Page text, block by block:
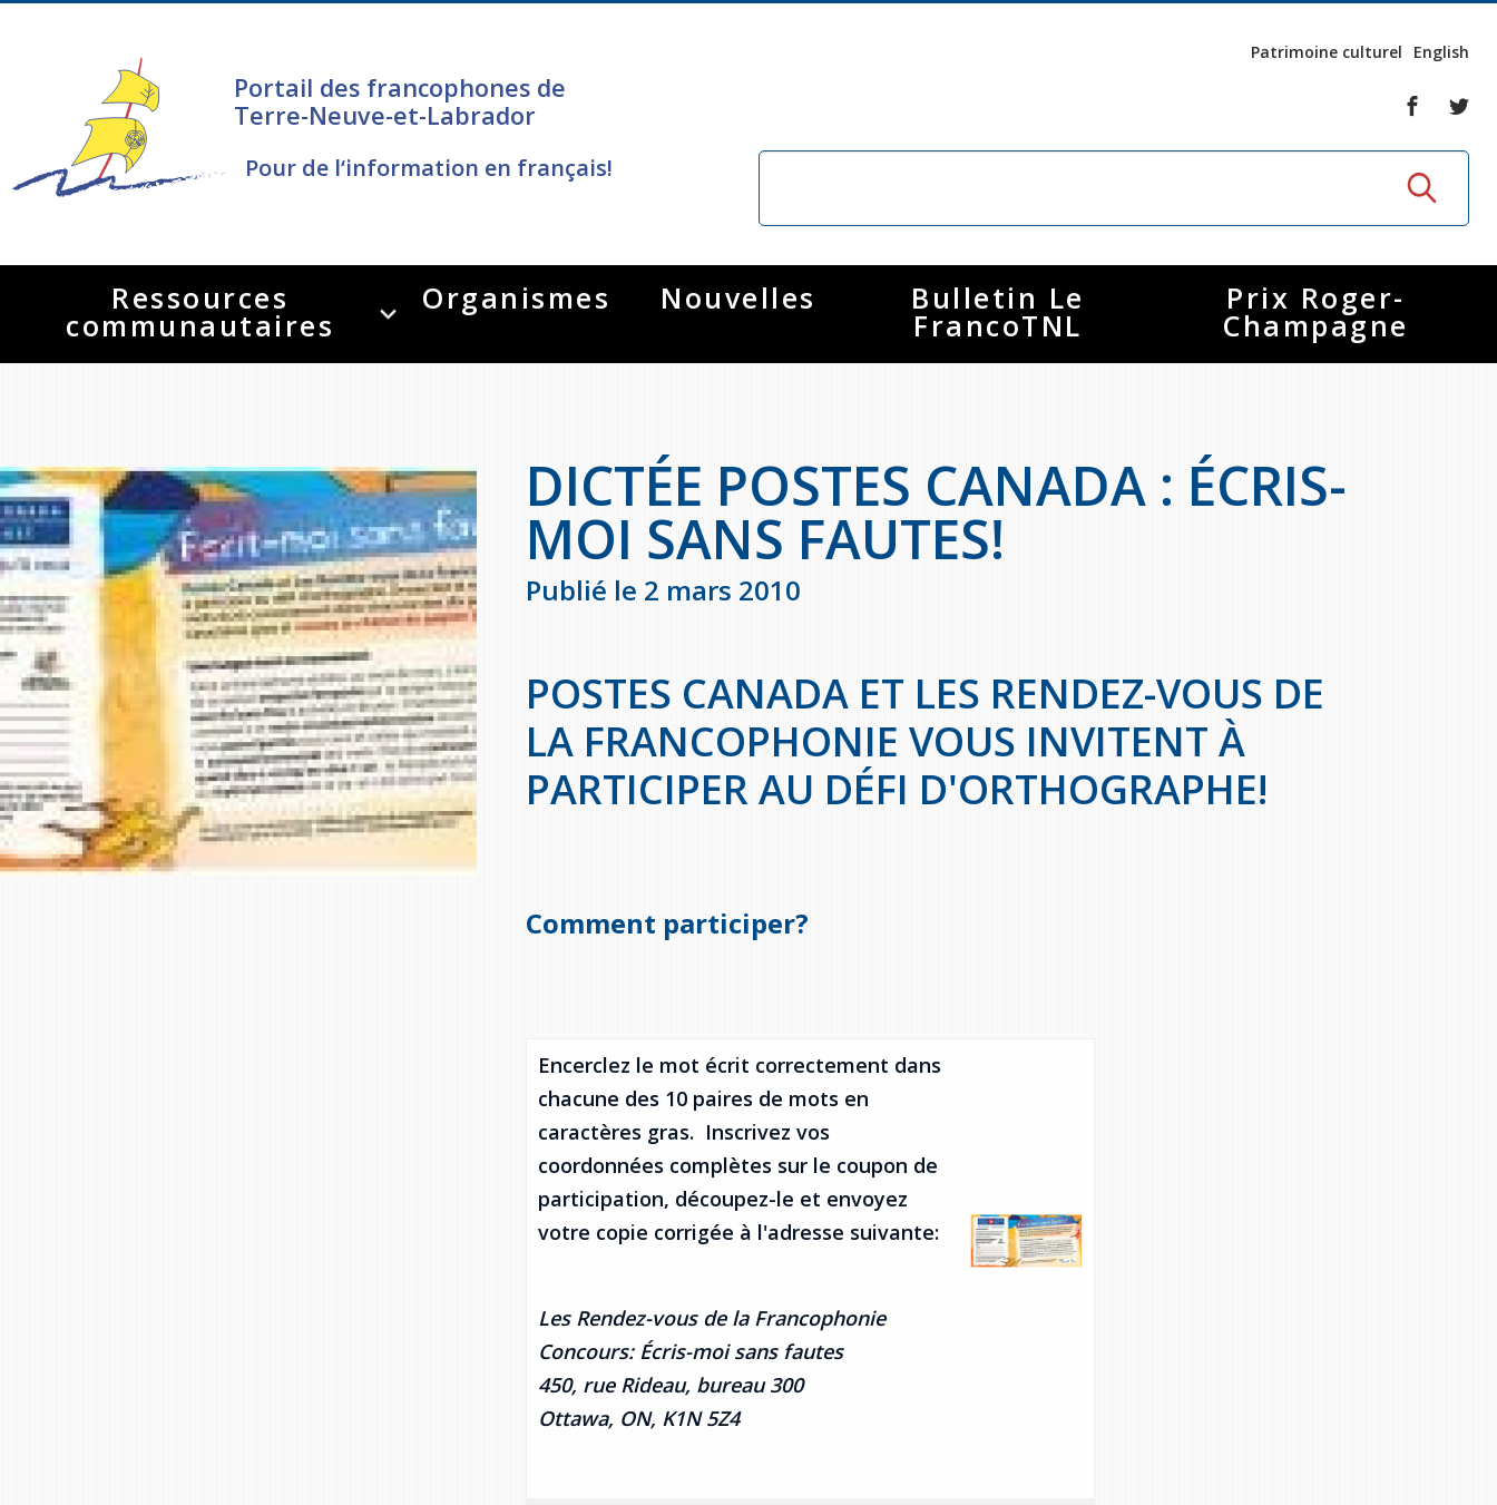
Portail des francophones de
Terre-Neuve-et-Labrador
Pour de l‘information en français!
Patrimoine culturel English
Ressources
communautaires
Organismes Nouvelles Bulletin Le
FrancoTNL
Prix Roger-
Champagne
DICTÉE POSTES CANADA : ÉCRIS-
MOI SANS FAUTES!
Publié le 2 mars 2010
POSTES CANADA ET LES RENDEZ-VOUS DE
LA FRANCOPHONIE VOUS INVITENT À
PARTICIPER AU DÉFI D'ORTHOGRAPHE!
Comment participer?
Encerclez le mot écrit correctement dans
chacune des 10 paires de mots en
caractères gras. Inscrivez vos
coordonnées complètes sur le coupon de
participation, découpez-le et envoyez
votre copie corrigée à l'adresse suivante:
Les Rendez-vous de la Francophonie
Concours: Écris-moi sans fautes
450, rue Rideau, bureau 300
Ottawa, ON, K1N 5Z4